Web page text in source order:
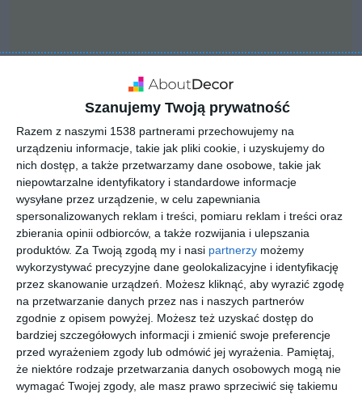
Szanujemy Twoją prywatność
Razem z naszymi 1538 partnerami przechowujemy na
urządzeniu informacje, takie jak pliki cookie, i uzyskujemy do
nich dostęp, a także przetwarzamy dane osobowe, takie jak
niepowtarzalne identyfikatory i standardowe informacje
wysyłane przez urządzenie, w celu zapewniania
spersonalizowanych reklam i treści, pomiaru reklam i treści oraz
zbierania opinii odbiorców, a także rozwijania i ulepszania
produktów. Za Twoją zgodą my i nasi partnerzy możemy
wykorzystywać precyzyjne dane geolokalizacyjne i identyfikację
przez skanowanie urządzeń. Możesz kliknąć, aby wyrazić zgodę
na przetwarzanie danych przez nas i naszych partnerów
zgodnie z opisem powyżej. Możesz też uzyskać dostęp do
bardziej szczegółowych informacji i zmienić swoje preferencje
przed wyrażeniem zgody lub odmówić jej wyrażenia.
Pamiętaj,
że niektóre rodzaje przetwarzania danych osobowych mogą nie
wymagać Twojej zgody, ale masz prawo sprzeciwić się takiemu
INSPIRACJA
Designerska jadalnia w
bloku
Designerskie mieszkanie w stylu loftowym w nowoczesnej
odsłonie w bloku.
AUTOR: JUNG POLSKA
DODAJ DO ULUBIONYCH
UDOSTĘPNIJ
Pozostałe zdjęcia w projekcie:Nowoczesne loftowe
mieszkanie w bloku